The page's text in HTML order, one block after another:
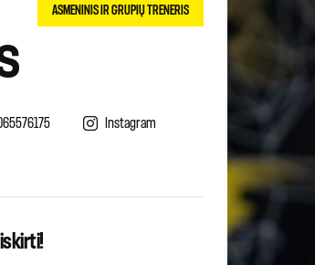
ASMENINIS IR GRUPIŲ TRENERIS
Instagram